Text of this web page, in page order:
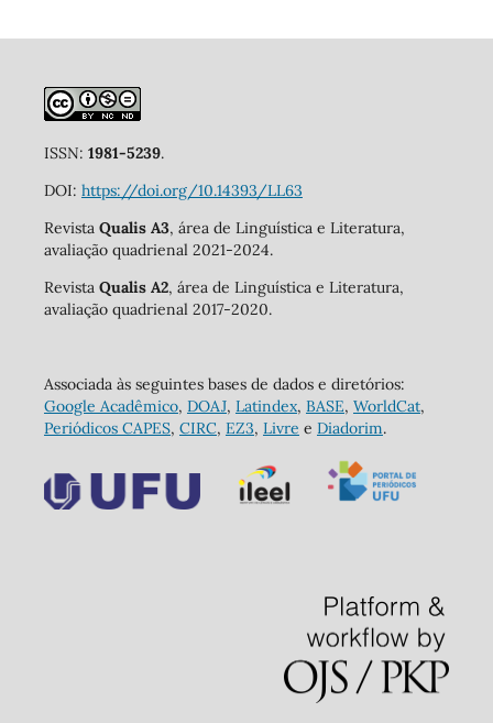
ISSN: 1981-5239.
DOI: https://doi.org/10.14393/LL63
Revista Qualis A3, área de Linguística e Literatura,
avaliação quadrienal 2021-2024.
Revista Qualis A2, área de Linguística e Literatura,
avaliação quadrienal 2017-2020.
Associada às seguintes bases de dados e diretórios:
Google Acadêmico, DOAJ, Latindex, BASE, WorldCat,
Periódicos CAPES, CIRC, EZ3, Livre e Diadorim.